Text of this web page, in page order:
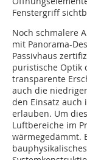
Fenstergriff
Noch schmalere
mit Panorama-
Passivhaus
puristische Optik
transparente
auch die
den Einsatz auch
erlauben. Um
Luftbereiche im
wärmegedämmt.